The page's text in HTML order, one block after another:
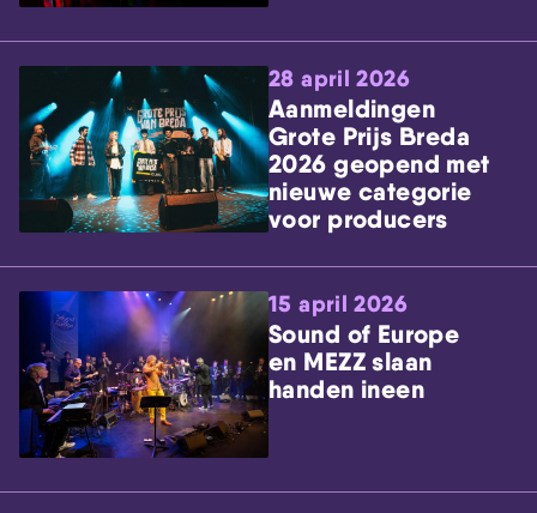
28 april 2026
Aanmeldingen
Grote Prijs Breda
2026 geopend met
nieuwe categorie
voor producers
15 april 2026
Sound of Europe
en MEZZ slaan
handen ineen